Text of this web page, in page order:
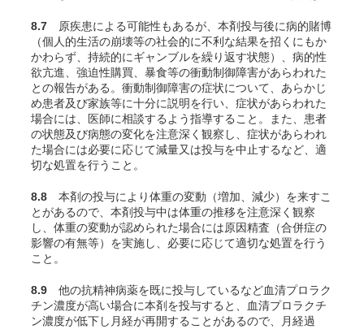
8.7 原疾患による可能性もあるが、本剤投与後に病的賭博
（個人的生活の崩壊等の社会的に不利な結果を招くにもか
かわらず、持続的にギャンブルを繰り返す状態）、病的性
欲亢進、強迫性購買、暴食等の衝動制御障害があらわれた
との報告がある。衝動制御障害の症状について、あらかじ
め患者及び家族等に十分に説明を行い、症状があらわれた
場合には、医師に相談するよう指導すること。また、患者
の状態及び病態の変化を注意深く観察し、症状があらわれ
た場合には必要に応じて減量又は投与を中止するなど、適
切な処置を行うこと。
8.8 本剤の投与により体重の変動（増加、減少）を来すこ
とがあるので、本剤投与中は体重の推移を注意深く観察
し、体重の変動が認められた場合には原因精査（合併症の
影響の有無等）を実施し、必要に応じて適切な処置を行う
こと。
8.9 他の抗精神病薬を既に投与しているなど血清プロラク
チン濃度が高い場合に本剤を投与すると、血清プロラクチ
ン濃度が低下し月経が再開することがあるので、月経過